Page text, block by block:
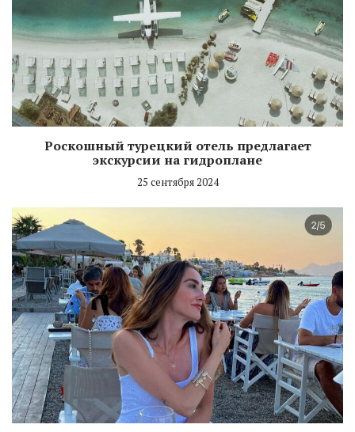
Роскошный турецкий отель предлагает
экскурсии на гидроплане
25 сентября 2024